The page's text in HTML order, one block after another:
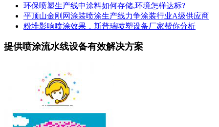
环保喷塑生产线中涂料如何存储,环境怎样达标?
平顶山金刚网涂装喷涂生产线力争涂装行业A级供应商
粉堆影响喷涂效果，斯普瑞喷塑设备厂家帮你分析
提供喷涂流水线设备有效解决方案